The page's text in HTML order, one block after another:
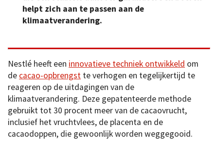
helpt zich aan te passen aan de
klimaatverandering.
Nestlé heeft een innovatieve techniek ontwikkeld om
de cacao-opbrengst te verhogen en tegelijkertijd te
reageren op de uitdagingen van de
klimaatverandering. Deze gepatenteerde methode
gebruikt tot 30 procent meer van de cacaovrucht,
inclusief het vruchtvlees, de placenta en de
cacaodoppen, die gewoonlijk worden weggegooid.